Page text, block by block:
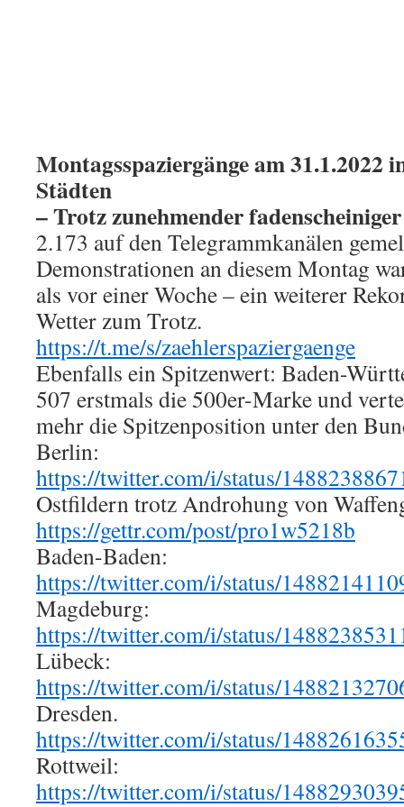
Montagsspaziergänge am 31.1.2022
Städten
– Trotz zunehmender
2.173 auf den Telegrammkanälen
Demonstrationen an diesem Montag
als vor einer Woche – ein weiterer
Wetter zum Trotz.
https://t.me/s/zaehlerspaziergaenge
Ebenfalls ein Spitzenwert: Baden-
507 erstmals die 500er-Marke und
mehr die Spitzenposition unter den
Berlin:
https://twitter.com/i/status/
Ostfildern trotz Androhung von
https://gettr.com/post/pro1w5218b
Baden-Baden:
https://twitter.com/i/status/
Magdeburg:
https://twitter.com/i/status/
Lübeck:
https://twitter.com/i/status/
Dresden.
https://twitter.com/i/status/
Rottweil:
https://twitter.com/i/status/